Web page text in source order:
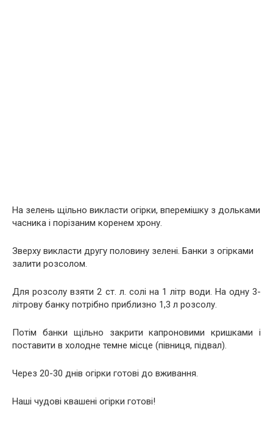
На зелень щільно викласти огірки, вперемішку з дольками
часника і порізаним коренем хрону.
Зверху викласти другу половину зелені. Банки з огірками
залити розсолом.
Для розсолу взяти 2 ст. л. солі на 1 літр води. На одну 3-
літрову банку потрібно приблизно 1,3 л розсолу.
Потім банки щільно закрити капроновими кришками і
поставити в холодне темне місце (півниця, підвал).
Через 20-30 днів огірки готові до вживання.
Наші чудові квашені огірки готові!